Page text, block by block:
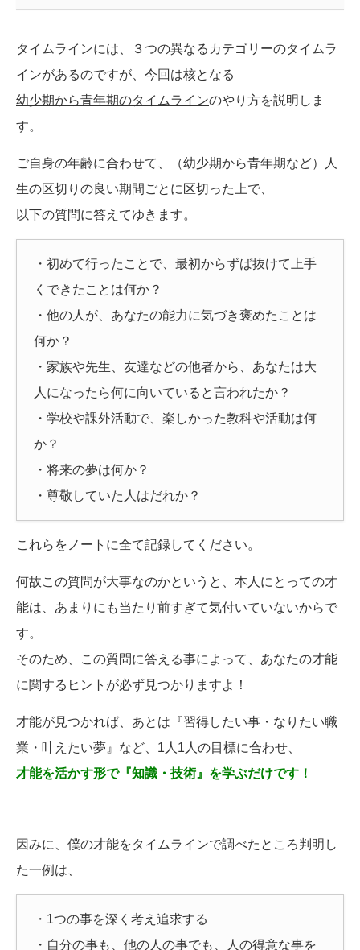
タイムラインには、３つの異なるカテゴリーのタイムラ
インがあるのですが、今回は核となる
幼少期から青年期のタイムラインのやり方を説明しま
す。
ご自身の年齢に合わせて、（幼少期から青年期など）人
生の区切りの良い期間ごとに区切った上で、
以下の質問に答えてゆきます。
・初めて行ったことで、最初からずば抜けて上手
くできたことは何か？
・他の人が、あなたの能力に気づき褒めたことは
何か？
・家族や先生、友達などの他者から、あなたは大
人になったら何に向いていると言われたか？
・学校や課外活動で、楽しかった教科や活動は何
か？
・将来の夢は何か？
・尊敬していた人はだれか？
これらをノートに全て記録してください。
何故この質問が大事なのかというと、本人にとっての才
能は、あまりにも当たり前すぎて気付いていないからで
す。
そのため、この質問に答える事によって、あなたの才能
に関するヒントが必ず見つかりますよ！
才能が見つかれば、あとは『習得したい事・なりたい職
業・叶えたい夢』など、1人1人の目標に合わせ、
才能を活かす形で『知識・技術』を学ぶだけです！
因みに、僕の才能をタイムラインで調べたところ判明し
た一例は、
・1つの事を深く考え追求する
・自分の事も、他の人の事でも、人の得意な事を